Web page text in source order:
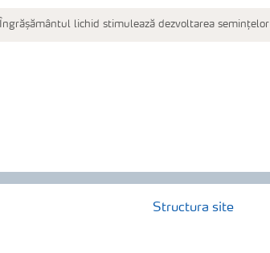
Îngrășământul lichid stimulează dezvoltarea semințelor
Structura site